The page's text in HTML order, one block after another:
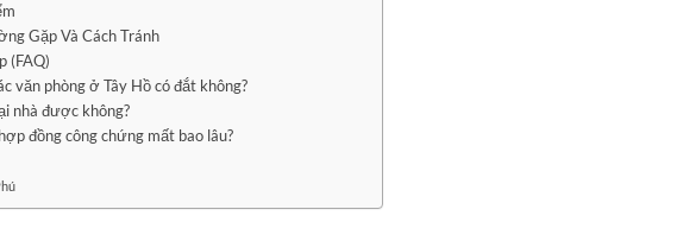
Gặp Và Cách Tránh
(FAQ)
văn phòng ở Tây Hồ có đắt không?
nhà được không?
đồng công chứng mất bao lâu?